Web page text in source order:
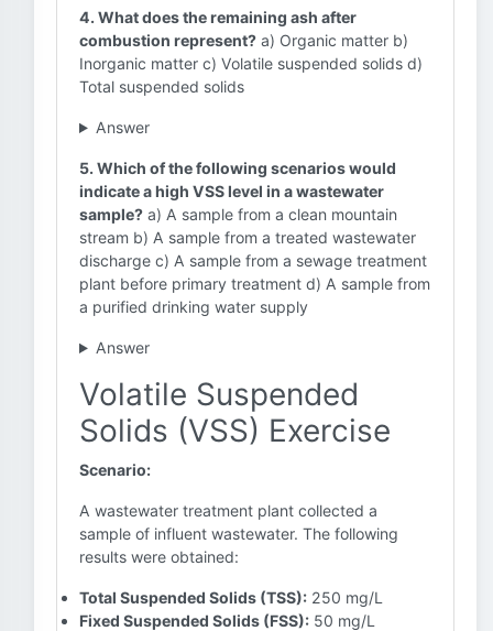
4. What does the remaining ash after
combustion represent? a) Organic matter b)
Inorganic matter c) Volatile suspended solids d)
Total suspended solids
Answer
5. Which of the following scenarios would
indicate a high VSS level in a wastewater
sample? a) A sample from a clean mountain
stream b) A sample from a treated wastewater
discharge c) A sample from a sewage treatment
plant before primary treatment d) A sample from
a purified drinking water supply
Answer
Volatile Suspended
Solids (VSS) Exercise
Scenario:
A wastewater treatment plant collected a
sample of influent wastewater. The following
results were obtained:
Total Suspended Solids (TSS): 250 mg/L
Fixed Suspended Solids (FSS): 50 mg/L